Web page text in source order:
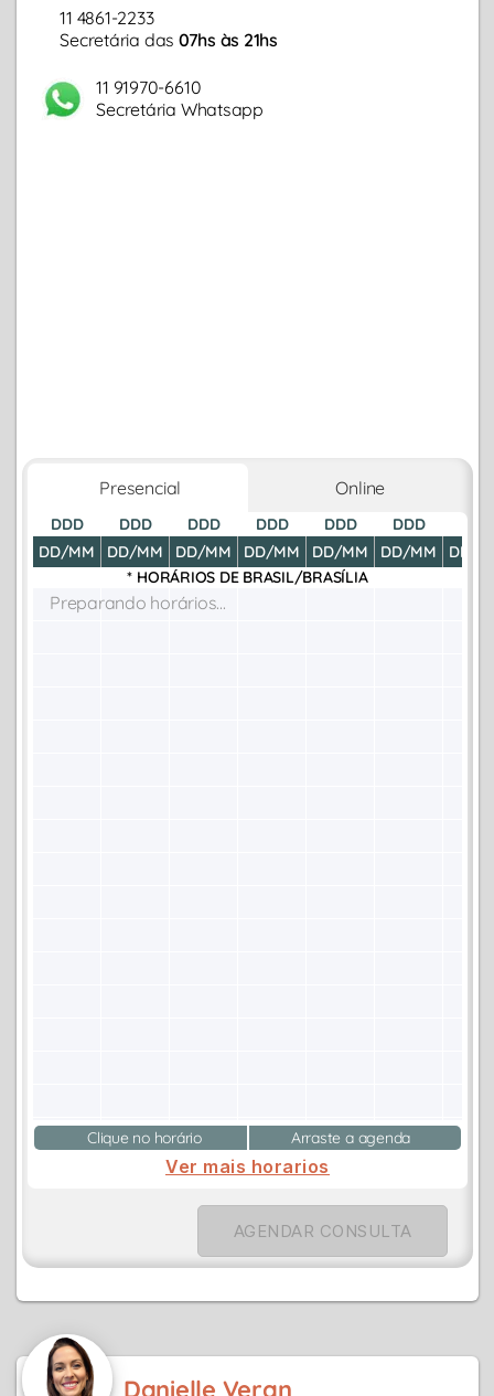
11 4861-2233
Secretária das 07hs às 21hs
11 91970-6610
Secretária Whatsapp
Presencial Online
DDD
DD/MM
DDD
DD/MM
DDD
DD/MM
DDD
DD/MM
DDD
DD/MM
DDD
DD/MM
DD/
* HORÁRIOS DE BRASIL/BRASÍLIA
Preparando horários...
Clique no horário Arraste a agenda
Ver mais horarios
AGENDAR CONSULTA
Danielle Veran